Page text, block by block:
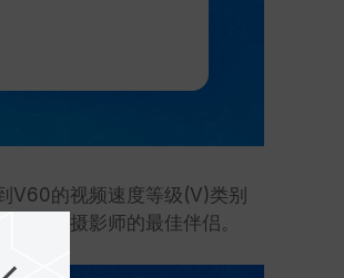
V60的视频速度等级(V)类别
户外摄影师的最佳伴侣。